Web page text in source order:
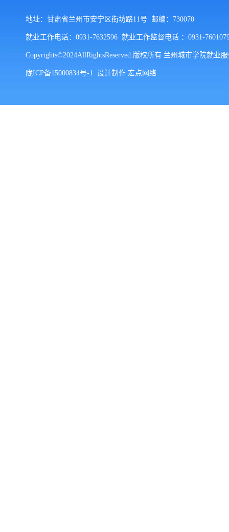
地址：甘肃省兰州市安宁区街坊路11号 邮编：730070
就业工作电话：0931-7632596 就业工作监督电话 ：0931-
Copyrights©2024AllRightsReserved.版权所有 兰州城市学院就业
陇ICP备15000834号-1 设计制作 宏点网络